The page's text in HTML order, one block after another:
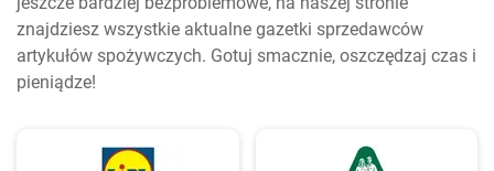
znajdziesz wszystkie aktualne gazetki sprzedawców
artykułów spożywczych. Gotuj smacznie, oszczędzaj czas i
pieniądze!